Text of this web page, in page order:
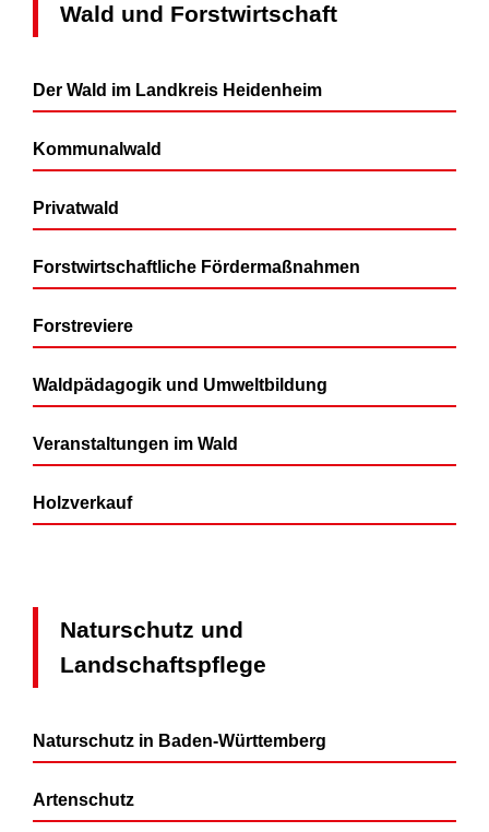
Wald und Forstwirtschaft
Der Wald im Landkreis Heidenheim
Kommunalwald
Privatwald
Forstwirtschaftliche Fördermaßnahmen
Forstreviere
Waldpädagogik und Umweltbildung
Veranstaltungen im Wald
Holzverkauf
Naturschutz und
Landschaftspflege
Naturschutz in Baden-Württemberg
Artenschutz